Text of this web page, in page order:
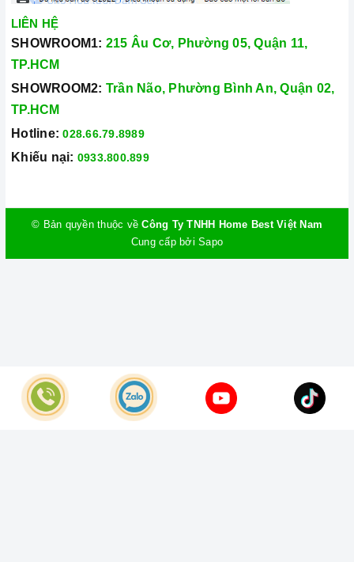
LIÊN HỆ
SHOWROOM1: 215 Âu Cơ, Phường 05, Quận 11,
TP.HCM
SHOWROOM2: Trần Não, Phường Bình An, Quận 02,
TP.HCM
Hotline: 028.66.79.8989
Khiếu nại: 0933.800.899
© Bản quyền thuộc vềCông Ty TNHH Home Best Việt Nam
Cung cấp bởiSapo